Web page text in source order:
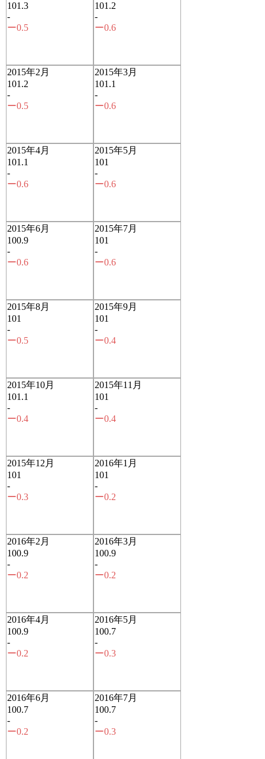
101.3
-
ー0.5
101.2
-
ー0.6
2015年2月
101.2
-
ー0.5
2015年3月
101.1
-
ー0.6
2015年4月
101.1
-
ー0.6
2015年5月
101
-
ー0.6
2015年6月
100.9
-
ー0.6
2015年7月
101
-
ー0.6
2015年8月
101
-
ー0.5
2015年9月
101
-
ー0.4
2015年10月
101.1
-
ー0.4
2015年11月
101
-
ー0.4
2015年12月
101
-
ー0.3
2016年1月
101
-
ー0.2
2016年2月
100.9
-
ー0.2
2016年3月
100.9
-
ー0.2
2016年4月
100.9
-
ー0.2
2016年5月
100.7
-
ー0.3
2016年6月
100.7
-
ー0.2
2016年7月
100.7
-
ー0.3